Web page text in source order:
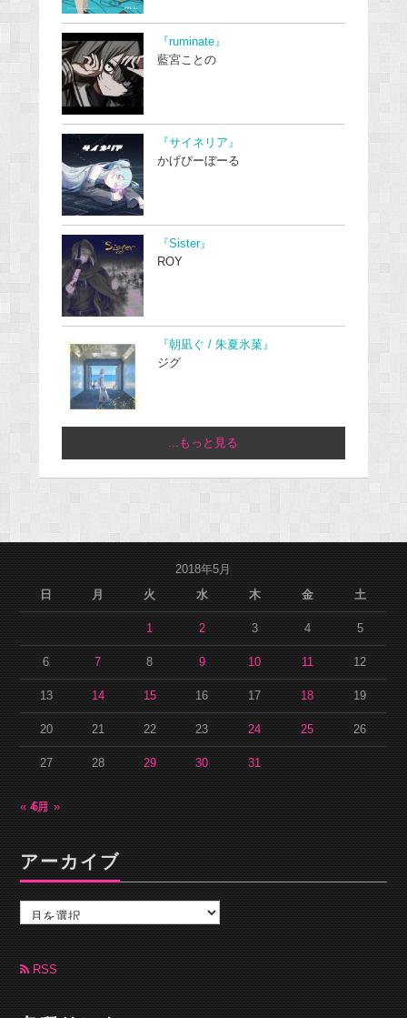
『ruminate』
藍宮ことの
『サイネリア』
かげぴーぼーる
『Sister』
ROY
『朝凪ぐ / 朱夏氷菓』
ジグ
...もっと見る
2018年5月
日
月 火 水 木 金 土
1 2 3 4 5
6 7 8 9 10 11 12
13 14 15 16 17 18 19
20 21 22 23 24 25 26
27 28 29 30 31
« 4月6月 »
アーカイブ
カ
ブ RSS